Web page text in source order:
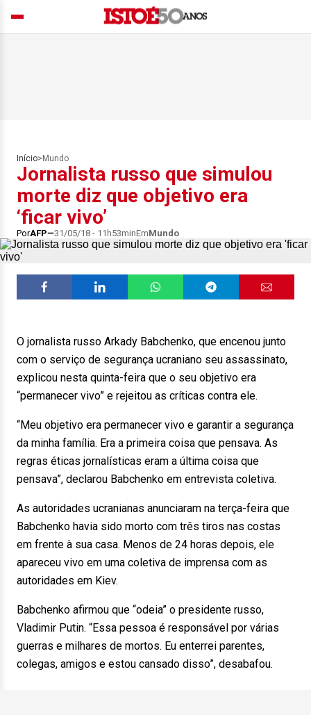
Início> Mundo
Jornalista russo que simulou
morte diz que objetivo era
‘ficar vivo’
PorAFP 31/05/18 - 11h53minEmMundo
O jornalista russo Arkady Babchenko, que encenou junto
com o serviço de segurança ucraniano seu assassinato,
explicou nesta quinta-feira que o seu objetivo era
“permanecer vivo” e rejeitou as críticas contra ele.
“Meu objetivo era permanecer vivo e garantir a segurança
da minha família. Era a primeira coisa que pensava. As
regras éticas jornalísticas eram a última coisa que
pensava”, declarou Babchenko em entrevista coletiva.
As autoridades ucranianas anunciaram na terça-feira que
Babchenko havia sido morto com três tiros nas costas
em frente à sua casa. Menos de 24 horas depois, ele
apareceu vivo em uma coletiva de imprensa com as
autoridades em Kiev.
Babchenko afirmou que “odeia” o presidente russo,
Vladimir Putin. “Essa pessoa é responsável por várias
guerras e milhares de mortos. Eu enterrei parentes,
colegas, amigos e estou cansado disso”, desabafou.